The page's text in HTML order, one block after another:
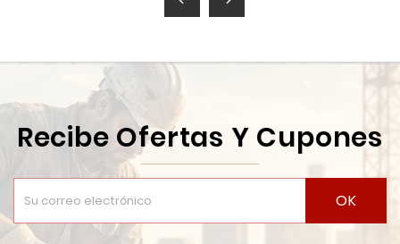
Recibe Ofertas Y Cupones
OK